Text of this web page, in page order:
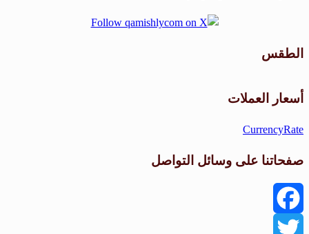
الطقس
أسعار العملات
CurrencyRate
صفحاتنا على وسائل التواصل
Facebook